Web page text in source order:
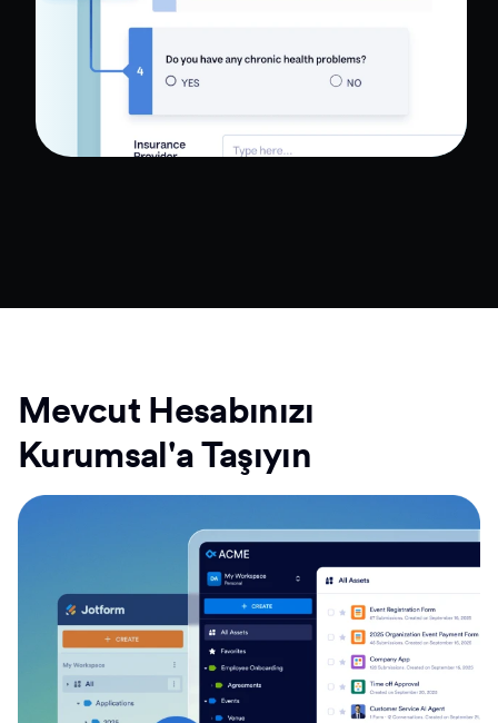
Mevcut Hesabınızı
Kurumsal'a Taşıyın